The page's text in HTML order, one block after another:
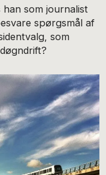
som journalist
spørgsmål af
som